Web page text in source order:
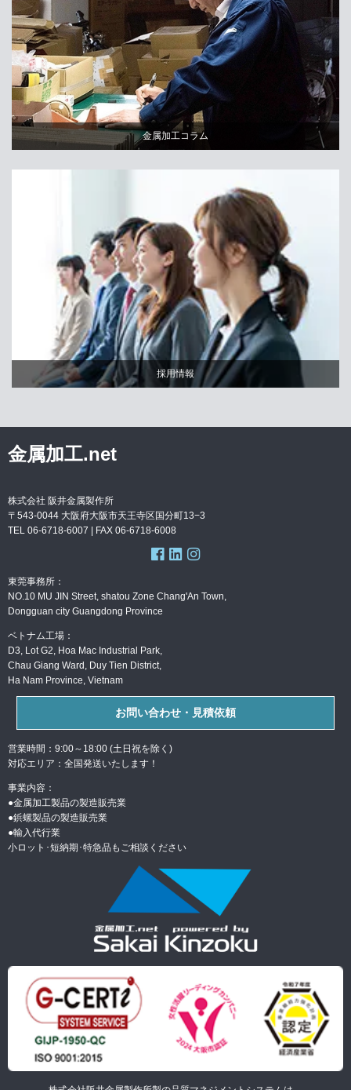
金属加工コラム
採用情報
金属加工.net
株式会社 阪井金属製作所
〒543-0044 大阪府大阪市天王寺区国分町13−3
TEL 06-6718-6007 | FAX 06-6718-6008
東莞事務所：
NO.10 MU JIN Street, shatou Zone Chang'An Town,
Dongguan city Guangdong Province
ベトナム工場：
D3, Lot G2, Hoa Mac Industrial Park,
Chau Giang Ward, Duy Tien District,
Ha Nam Province, Vietnam
お問い合わせ・見積依頼
営業時間：9:00～18:00 (土日祝を除く)
対応エリア：全国発送いたします！
事業内容：
●金属加工製品の製造販売業
●鋲螺製品の製造販売業
●輸入代行業
小ロット･短納期･特急品もご相談ください